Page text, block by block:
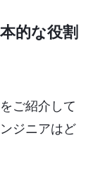
的な役割
ご紹介して
ジニアはど